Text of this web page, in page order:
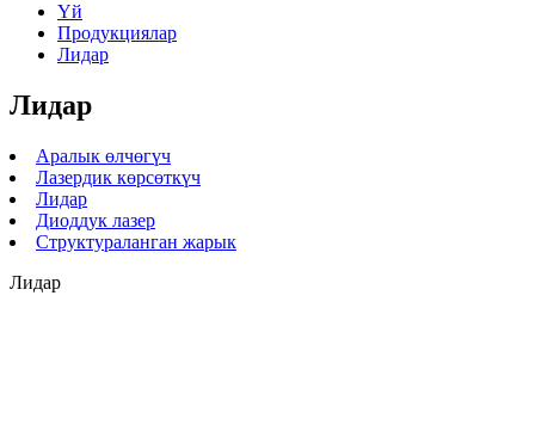
Үй
Продукциялар
Лидар
Лидар
Аралык өлчөгүч
Лазердик көрсөткүч
Лидар
Диоддук лазер
Структураланган жарык
Лидар